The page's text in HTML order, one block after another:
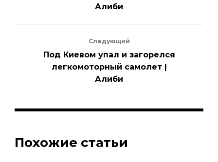
Алиби
Следующий
Под Киевом упал и загорелся
легкомоторный самолет |
Алиби
Похожие статьи